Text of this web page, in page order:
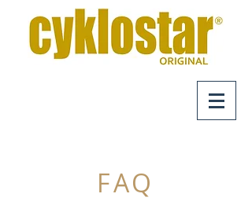
FAQ